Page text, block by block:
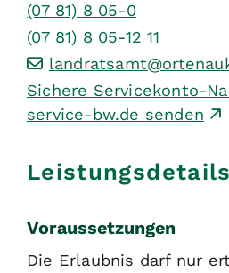
(07 81) 8 05-0
(07 81) 8 05-12 11
Sichere Servicekonto-
service-bw.de senden
Leistungsdetails
Voraussetzungen
Die Erlaubnis darf nur